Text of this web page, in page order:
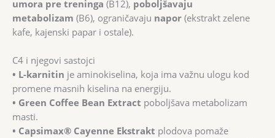
umora pre treninga (B12), poboljšavaju
metabolizam (B6), ograničavaju napor (ekstrakt zelene
kafe, kajenski papar i ostale).
C4 i njegovi sastojci
• L-karnitin je aminokiselina, koja ima važnu ulogu kod
promene masnih kiselina na energiju.
• Green Coffee Bean Extract poboljšava metabolizam
masti.
• Capsimax® Cayenne Ekstrakt plodova pomaže